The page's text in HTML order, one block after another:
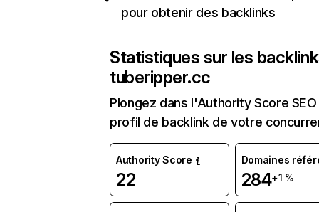
pour obtenir des backlinks
Statistiques sur les
tuberipper.cc
Plongez dans l'Authority Score
profil de backlink de votre
Authority Score
22
Domaines
284+1 %